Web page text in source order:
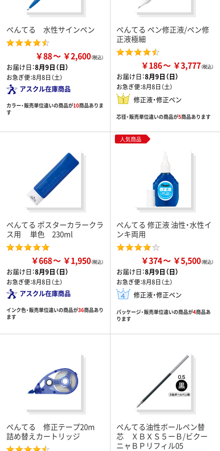
ぺんてる 水性サインペン
￥88 ￥2,600
お届け日：8月9日（日）
お急ぎ便：8月8日（土）
アスクル在庫商品
カラー・販売単位違いの商品が10商品ありま
す
ぺんてる ペン修正液/ペン修
正液極細
￥186 ￥3,777
お届け日：8月9日（日）
お急ぎ便：8月8日（土）
修正液・修正ペン
芯径・販売単位違いの商品が5商品あります
ぺんてる ポスターカラークラ
ス用 単色 230ml
￥668 ￥1,950
お届け日：8月9日（日）
お急ぎ便：8月8日（土）
アスクル在庫商品
インク色・販売単位違いの商品が36商品あり
ます
人気商品
ぺんてる 修正液 油性・水性イ
ンキ両用
￥374 ￥5,500
お届け日：8月9日（日）
お急ぎ便：8月8日（土）
修正液・修正ペン
パッケージ・販売単位違いの商品が4商品あ
ります
ぺんてる 修正テープ20m
詰め替えカートリッジ
ぺんてる油性ボールペン替
芯 ＸＢＸＳ５ーＢ/ビクー
ニャＢＰリフィル05